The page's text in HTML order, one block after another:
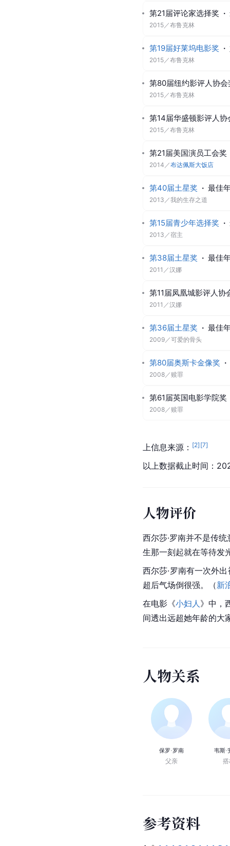
第21届评论家选择奖 ·
2015／布鲁克林
第19届好莱坞电影奖 ·
2015／布鲁克林
第80届纽约影评人协会
2015／布鲁克林
第14届华盛顿影评人协
2015／布鲁克林
第21届美国演员工会奖
2014 ／布达佩斯大饭店
第40届土星奖 · 最佳
2013 ／我的生存之道
第15届青少年选择奖 ·
2013 ／宿主
第38届土星奖 · 最佳
2011 ／汉娜
第11届凤凰城影评人协
2011 ／汉娜
第36届土星奖 · 最佳
2009／可爱的骨头
第80届奥斯卡金像奖 ·
2008／赎罪
第61届英国电影学院奖
2008／赎罪
上信息来源： [2] [7]
以上数据截止时间：
人物评价
西尔莎·罗南并不是传
生那一刻起就在等待
西尔莎·罗南有一次外
超后气场倒很强。（新
在电影《小妇人》中，
间透出远超她年龄的大
人物关系
保罗·罗南
父亲
韦斯·
参考资料